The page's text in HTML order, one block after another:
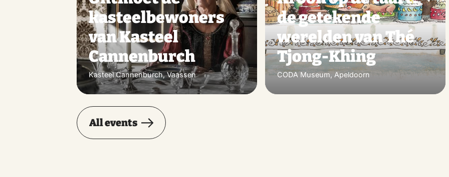
kasteelbewoners
van Kasteel
Cannenburch
Kasteel Cannenburch, Vaassen
de getekende
werelden van Thé
Tjong-Khing
CODA Museum, Apeldoorn
All events